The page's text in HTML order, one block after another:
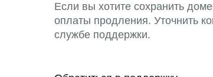
Если вы хотите сохранить
оплаты продления. Уточнить
службе поддержки.